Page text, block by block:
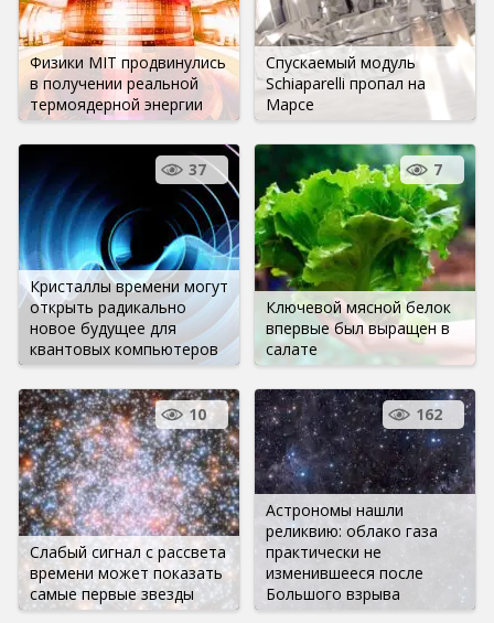
Физики MIT продвинулись
в получении реальной
термоядерной энергии
Спускаемый модуль
Schiaparelli пропал на
Марсе
Кристаллы времени могут
открыть радикально
новое будущее для
квантовых компьютеров
37
Ключевой мясной белок
впервые был выращен в
салате
7
Слабый сигнал с рассвета
времени может показать
самые первые звезды
10
Астрономы нашли
реликвию: облако газа
практически не
изменившееся после
Большого взрыва
162